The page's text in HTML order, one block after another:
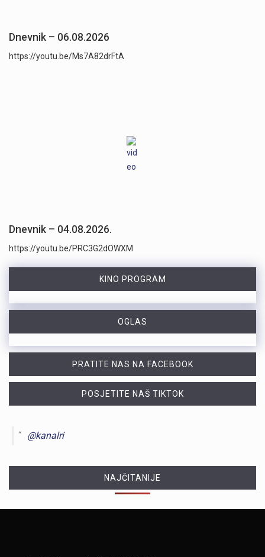
Dnevnik – 06.08.2026
https://youtu.be/Ms7A82drFtA
Dnevnik – 04.08.2026.
https://youtu.be/PRC3G2dOWXM
KINO PROGRAM
OGLAS
PRATITE NAS NA FACEBOOK
POSJETITE NAŠ TIKTOK
@kanalri
NAJČITANIJE